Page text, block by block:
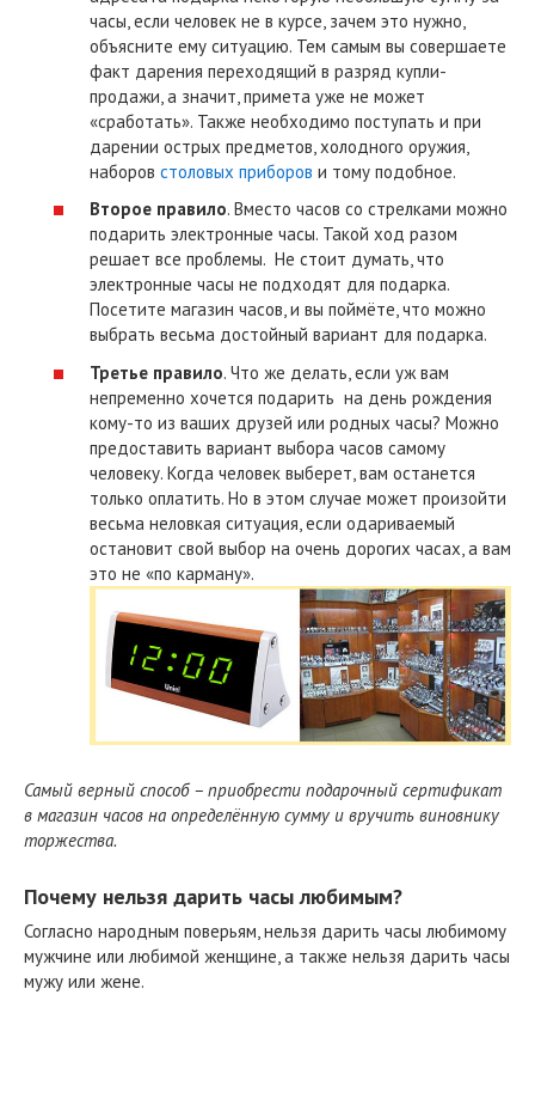
часы, если человек не в курсе, зачем это нужно,
объясните ему ситуацию. Тем самым вы совершаете
факт дарения переходящий в разряд купли-
продажи, а значит, примета уже не может
«сработать». Также необходимо поступать и при
дарении острых предметов, холодного оружия,
наборов столовых приборов и тому подобное.
Второе правило. Вместо часов со стрелками можно
подарить электронные часы. Такой ход разом
решает все проблемы. Не стоит думать, что
электронные часы не подходят для подарка.
Посетите магазин часов, и вы поймёте, что можно
выбрать весьма достойный вариант для подарка.
Третье правило. Что же делать, если уж вам
непременно хочется подарить на день рождения
кому-то из ваших друзей или родных часы? Можно
предоставить вариант выбора часов самому
человеку. Когда человек выберет, вам останется
только оплатить. Но в этом случае может произойти
весьма неловкая ситуация, если одариваемый
остановит свой выбор на очень дорогих часах, а вам
это не «по карману».
Самый верный способ – приобрести подарочный сертификат
в магазин часов на определённую сумму и вручить виновнику
торжества.
Почему нельзя дарить часы любимым?
Согласно народным поверьям, нельзя дарить часы любимому
мужчине или любимой женщине, а также нельзя дарить часы
мужу или жене.